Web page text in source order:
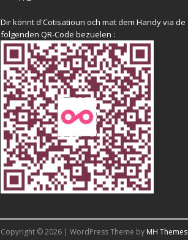
Dir könnt d'Cotisatioun och mat dem Handy via de
folgenden QR-Code bezuelen :
Copyright © 2026 | WordPress Theme by MH Themes